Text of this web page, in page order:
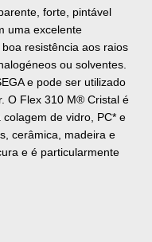
forte, pintável
uma excelente
resistência aos raios
ou solventes.
e pode ser utilizado
O ‌Flex 310 M® Cristal é
de vidro, PC* e
cerâmica, madeira e
e é particularmente
de plásticos, na
na indústria